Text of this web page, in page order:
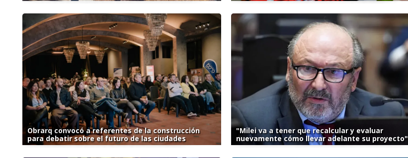
Obrarq convocó a referentes de la construcción
para debatir sobre el futuro de las ciudades
"Milei va a tener que recalcular y evaluar
nuevamente cómo llevar adelante su proyecto"